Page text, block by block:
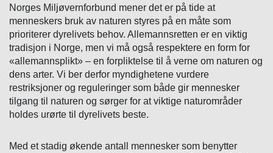
Norges Miljøvernforbund mener det er på tide at
menneskers bruk av naturen styres på en måte som
prioriterer dyrelivets behov. Allemannsretten er en viktig
tradisjon i Norge, men vi må også respektere en form for
«allemannsplikt» – en forpliktelse til å verne om naturen og
dens arter. Vi ber derfor myndighetene vurdere
restriksjoner og reguleringer som både gir mennesker
tilgang til naturen og sørger for at viktige naturområder
holdes urørte til dyrelivets beste.
Med et stadig økende antall mennesker som benytter